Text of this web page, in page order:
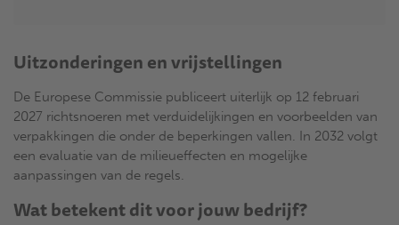
Uitzonderingen en vrijstellingen
De Europese Commissie publiceert uiterlijk op 12 februari
2027 richtsnoeren met verduidelijkingen en voorbeelden van
verpakkingen die onder de beperkingen vallen. In 2032 volgt
een evaluatie van de milieueffecten en mogelijke
aanpassingen van de regels.
Wat betekent dit voor jouw bedrijf?